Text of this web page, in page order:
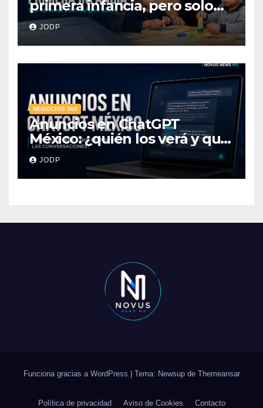
primera infancia, pero solo
destina 2.53% del gasto
público
JODP
NEGOCIOS 360
Anuncios en ChatGPT
México: ¿quién los verá y qué
pasará con las
conversaciones?
JODP
Funciona gracias a WordPress Tema: Newsup de Themeansar
Política de privacidad Aviso de Cookies Contacto